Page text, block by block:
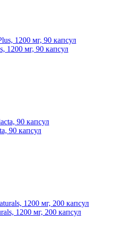
1200 мг, 90 капсул
90 капсул
1200 мг, 200 капсул